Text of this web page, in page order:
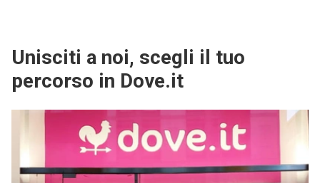
Unisciti a noi, scegli il tuo
percorso in Dove.it